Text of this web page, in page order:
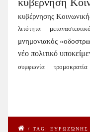
κυβέρνησης
λιτότητα μεταναστευτικό
μνημονιακός
νέο πολιτικό
συμφωνία
τρομοκρατία
/ TAG: ΕΥΡΩΖΏΝΗΣ